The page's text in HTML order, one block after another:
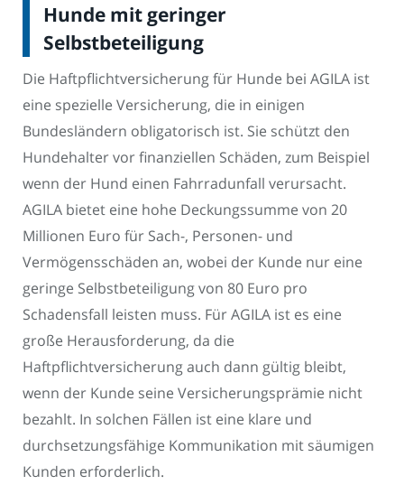
Hunde mit geringer
Selbstbeteiligung
Die Haftpflichtversicherung für Hunde bei AGILA ist
eine spezielle Versicherung, die in einigen
Bundesländern obligatorisch ist. Sie schützt den
Hundehalter vor finanziellen Schäden, zum Beispiel
wenn der Hund einen Fahrradunfall verursacht.
AGILA bietet eine hohe Deckungssumme von 20
Millionen Euro für Sach-, Personen- und
Vermögensschäden an, wobei der Kunde nur eine
geringe Selbstbeteiligung von 80 Euro pro
Schadensfall leisten muss. Für AGILA ist es eine
große Herausforderung, da die
Haftpflichtversicherung auch dann gültig bleibt,
wenn der Kunde seine Versicherungsprämie nicht
bezahlt. In solchen Fällen ist eine klare und
durchsetzungsfähige Kommunikation mit säumigen
Kunden erforderlich.